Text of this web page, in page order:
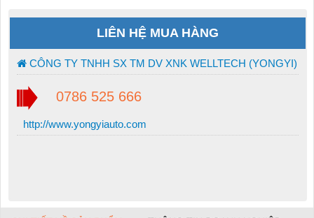
LIÊN HỆ MUA HÀNG
CÔNG TY TNHH SX TM DV XNK WELLTECH (YONGYI)
0786 525 666
http://www.yongyiauto.com